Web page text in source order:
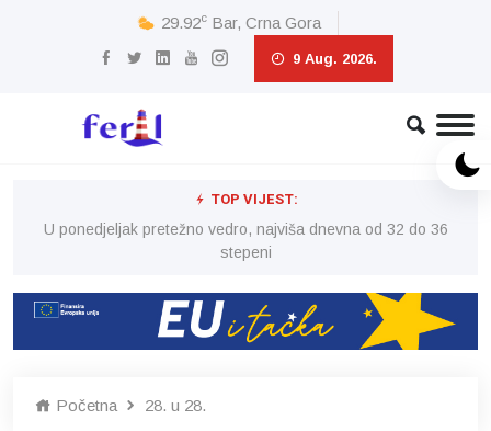
29.92c Bar, Crna Gora
9 Aug. 2026.
TOP VIJEST:
U ponedjeljak pretežno vedro, najviša dnevna od 32 do 36
stepeni
Početna 28. u 28.